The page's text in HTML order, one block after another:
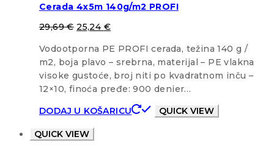
Cerada 4x5m 140g/m2 PROFI
29,69€ 25,24 €
Vodootporna PE PROFI cerada, težina 140 g /
m2, boja plavo – srebrna, materijal – PE vlakna
visoke gustoće, broj niti po kvadratnom inču –
12×10, finoća pređe: 900 denier…
DODAJ U KOŠARICU
QUICK VIEW
QUICK VIEW